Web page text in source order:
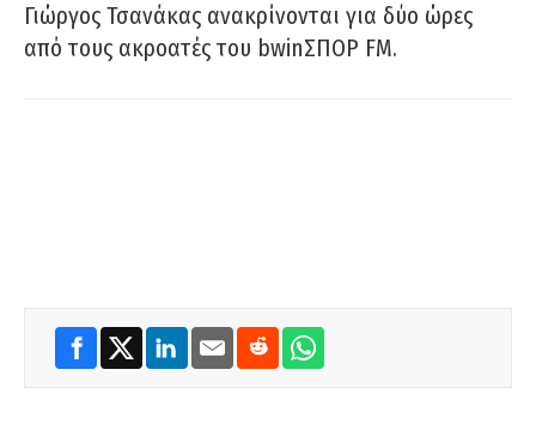
Γιώργος Τσανάκας ανακρίνονται για δύο ώρες
από τους ακροατές του bwinΣΠΟΡ FM.